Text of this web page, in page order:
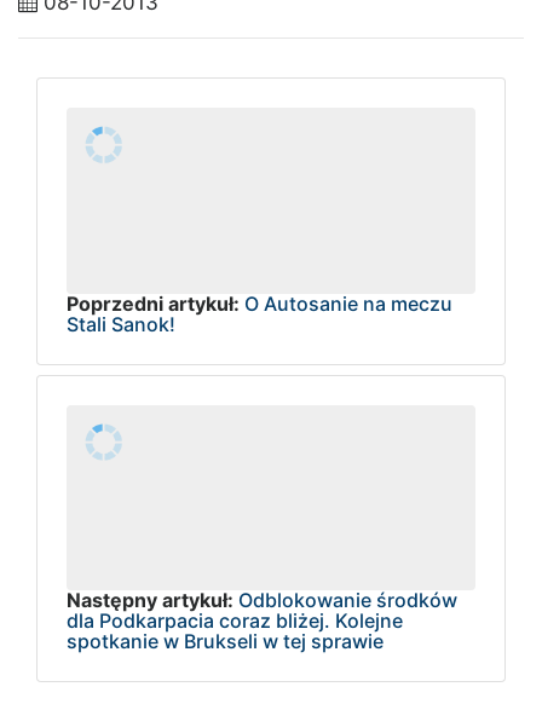
Poprzedni artykuł: O Autosanie na meczu
Stali Sanok!
Następny artykuł: Odblokowanie środków
dla Podkarpacia coraz bliżej. Kolejne
spotkanie w Brukseli w tej sprawie